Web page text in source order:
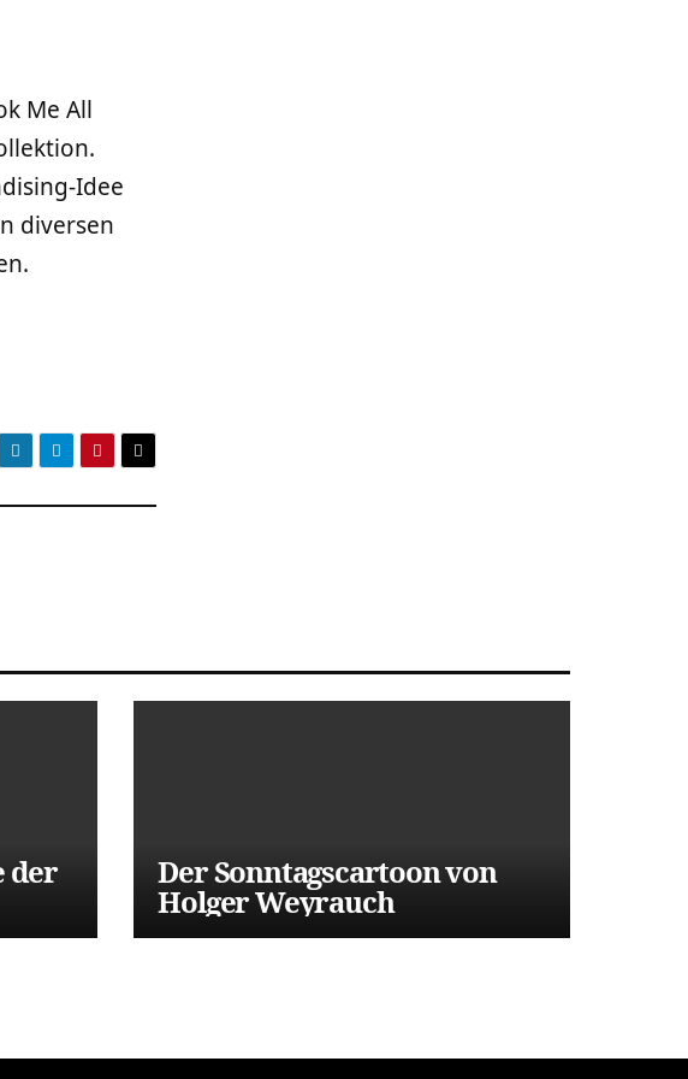
Me All
Idee
diversen
der Der Sonntagscartoon von
Holger Weyrauch